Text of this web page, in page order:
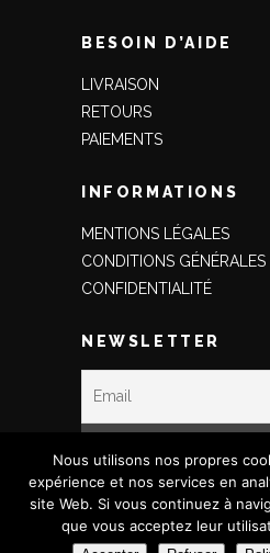
BESOIN D’AIDE
LIVRAISON
RETOURS
PAIEMENTS
INFORMATIONS
MENTIONS LÉGALES
CONDITIONS
CONFIDENTIALITÉ
NEWSLETTER
Copyright © 2020
Nous utilisons nos propres
expérience et nos services en
site Web. Si vous continuez à
que vous acceptez leur